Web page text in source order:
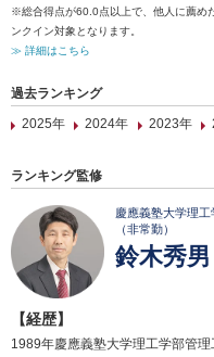
※総合得点が60.0点以上で、他人に薦め
ンクイン対象となります。
≫ 詳細はこちら
過去ランキング
2025年
2024年 2023年
ランキング監修
慶應義塾大学理
（非常勤）
鈴木秀男
【経歴】
1989年慶應義塾大学理工学部管理